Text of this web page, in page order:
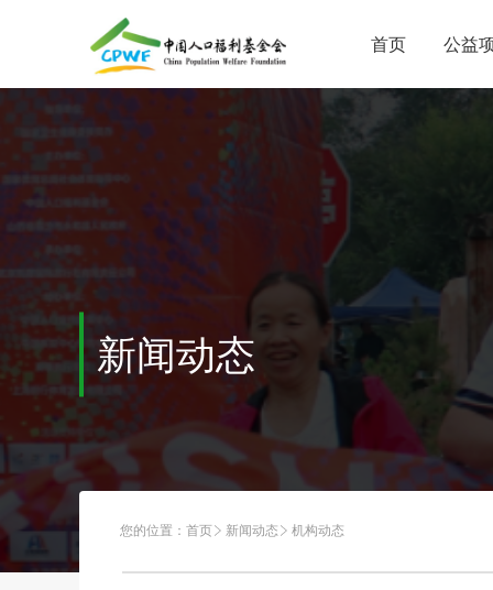
首页 公益
新闻动态
您的位置： 首页 新闻动态 机构动态